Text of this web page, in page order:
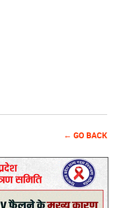
← GO BACK